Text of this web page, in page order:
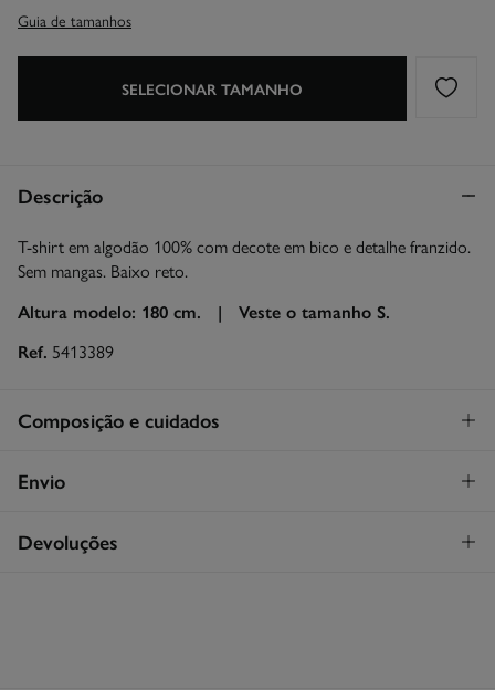
Guia de tamanhos
SELECIONAR TAMANHO
Descrição
T-shirt em algodão 100% com decote em bico e detalhe franzido.
Sem mangas. Baixo reto.
Altura modelo: 180 cm. | Veste o tamanho S.
Ref. 5413389
Composição e cuidados
Composição
Cuidados
Envio
STANDARD
Devoluções